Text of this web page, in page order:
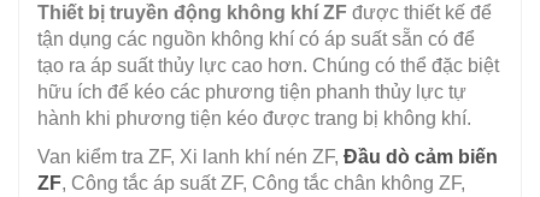
Thiết bị truyền động không khí ZF được thiết kế để
tận dụng các nguồn không khí có áp suất sẵn có để
tạo ra áp suất thủy lực cao hơn. Chúng có thể đặc biệt
hữu ích để kéo các phương tiện phanh thủy lực tự
hành khi phương tiện kéo được trang bị không khí.
Van kiểm tra ZF, Xi lanh khí nén ZF, Đầu dò cảm biến
ZF, Công tắc áp suất ZF, Công tắc chân không ZF,